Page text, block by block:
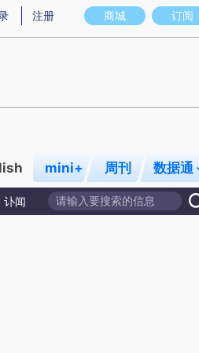
意图存在偏差。不代表财新观点和立场。推
商城 订阅
注册
mini+ 周刊 数据通
讣闻